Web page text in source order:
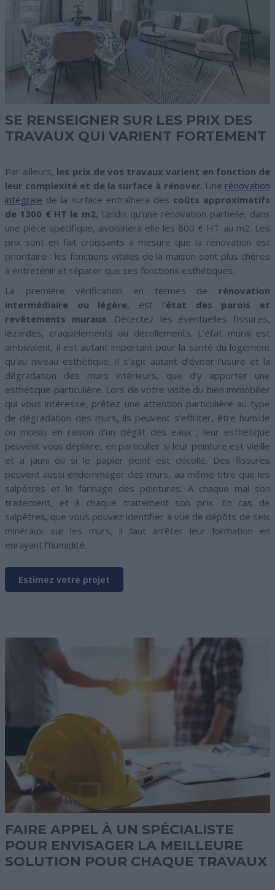
SE RENSEIGNER SUR LES PRIX DES
TRAVAUX QUI VARIENT FORTEMENT
Par ailleurs, les prix de vos travaux varient en fonction de
leur complexité et de la surface à rénover. Une rénovation
intégrale de la surface entraînera des coûts approximatifs
de 1300 € HT le m2, tandis qu’une rénovation partielle, dans
une pièce spécifique, avoisinera elle les 600 € HT au m2. Les
prix sont en fait croissants à mesure que la rénovation est
prioritaire : les fonctions vitales de la maison sont plus chères
à entretenir et réparer que ses fonctions esthétiques.
La première vérification en termes de rénovation
intermédiaire ou légère, est l’état des parois et
revêtements muraux. Détectez les éventuelles fissures,
lézardes, craquèlements ou décollements. L’état mural est
ambivalent, il est autant important pour la santé du logement
qu’au niveau esthétique. Il s’agit autant d’éviter l’usure et la
dégradation des murs intérieurs, que d’y apporter une
esthétique particulière. Lors de votre visite du bien immobilier
qui vous intéresse, prêtez une attention particulière au type
de dégradation des murs, ils peuvent s’effriter, être humide
ou moisis en raison d’un dégât des eaux ; leur esthétique
peuvent vous déplaire, en particulier si leur peinture est vieille
et a jauni ou si le papier peint est décollé. Des fissures
peuvent aussi endommager des murs, au même titre que les
salpêtres et le farinage des peintures. A chaque mal son
traitement, et à chaque traitement son prix. En cas de
salpêtres, que vous pouvez identifier à vue de dépôts de sels
minéraux sur les murs, il faut arrêter leur formation en
enrayant l’humidité.
Estimez votre projet
FAIRE APPEL À UN SPÉCIALISTE
POUR ENVISAGER LA MEILLEURE
SOLUTION POUR CHAQUE TRAVAUX